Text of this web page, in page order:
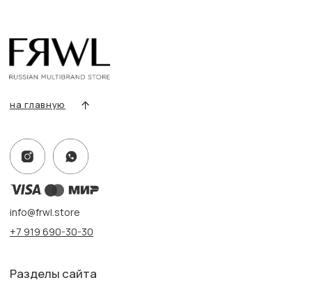
Оплата и доставка
Контакты, реквизиты
Информация
Политика конфиденциальности
Публичная оферта
Создание сайта
г. Казань, ул. Кремлевская, 2а ПН-ВС с 11:00 до 20:00